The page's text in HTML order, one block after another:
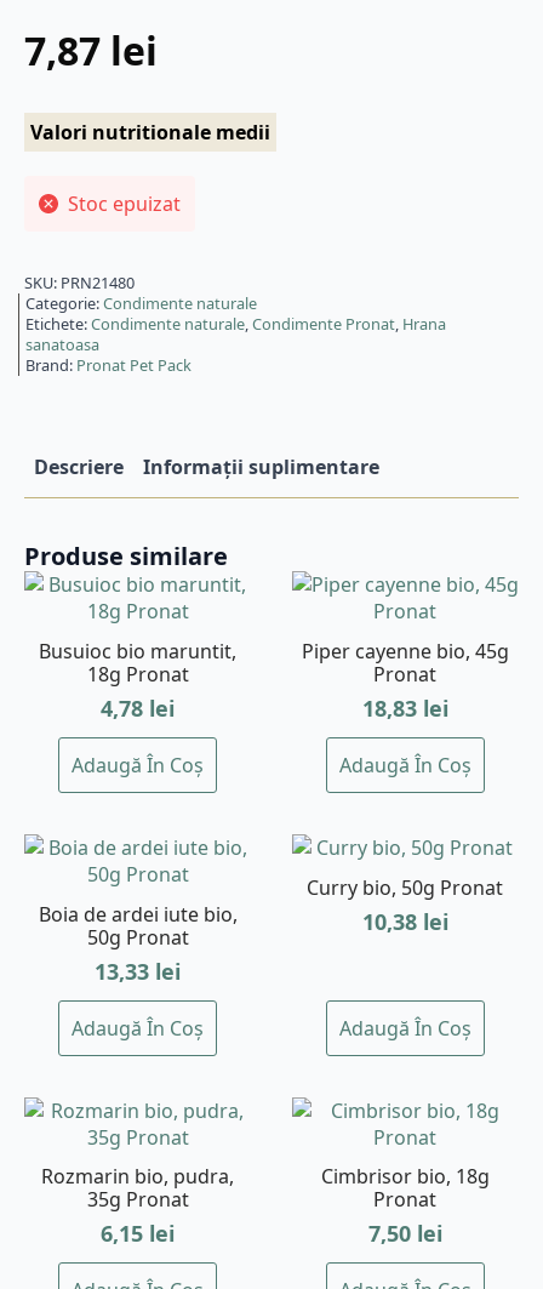
7,87 lei
Valori nutritionale medii
Stoc epuizat
SKU: PRN21480
Categorie:Condimente naturale
Etichete:Condimente naturale,Condimente Pronat, Hrana
sanatoasa
Brand: Pronat Pet Pack
Descriere Informații suplimentare
Produse similare
Busuioc bio maruntit,
18g Pronat
4,78 lei
Adaugă În Coș
Piper cayenne bio, 45g
Pronat
18,83 lei
Adaugă În Coș
Boia de ardei iute bio,
50g Pronat
13,33 lei
Adaugă În Coș
Curry bio, 50g Pronat
10,38 lei
Adaugă În Coș
Rozmarin bio, pudra,
35g Pronat
6,15 lei
Cimbrisor bio, 18g
Pronat
7,50 lei